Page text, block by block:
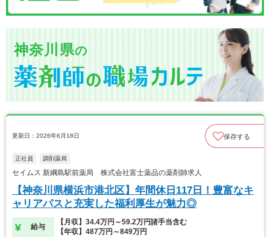
神奈川県の
更新日：2026年6月18日 保存する
正社員 調剤薬局
セイムス 新綱島駅前薬局 株式会社富士薬品の薬剤師求人
【神奈川県横浜市港北区】年間休日117日！豊富なキ
ャリアパスと充実した福利厚生が魅力◎
給与
【月収】34.4万円～59.2万円諸手当含む
【年収】487万円～849万円